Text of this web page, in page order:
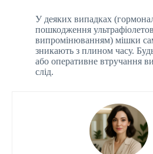
У деяких випадках
пошкодження
випромінюванням) мішки
зникають з плином часу.
або оперативне втручання
слід.